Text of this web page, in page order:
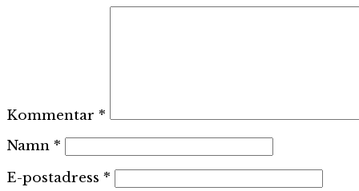
Kommentar *
Namn *
E-postadress *